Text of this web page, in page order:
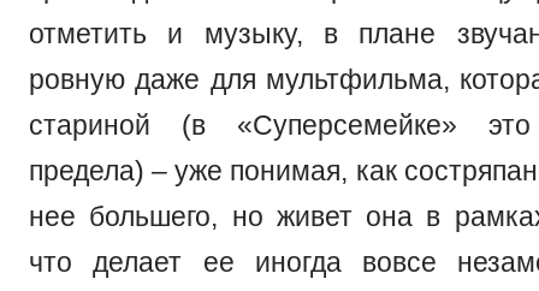
отметить и музыку, в плане
ровную даже для мультфильма,
стариной (в «Суперсемейке»
предела) – уже понимая, как
нее большего, но живет она в
что делает ее иногда вовсе